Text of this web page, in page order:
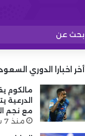
أخر اخبارا الدوري
مالكوم
الدرعية
مع نجم
منذ 7 ساعات